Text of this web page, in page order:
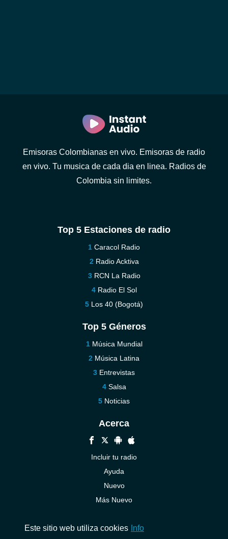
Emisoras Colombianas en vivo. Emisoras de radio
en vivo. Tu musica de cada dia en linea. Radios de
Colombia sin limites.
Top 5 Estaciones de radio
Caracol Radio
Radio Acktiva
RCN La Radio
Radio El Sol
Los 40 (Bogotá)
Top 5 Géneros
Música Mundial
Música Latina
Entrevistas
Salsa
Noticias
Acerca
Incluir tu radio
Ayuda
Nuevo
Más Nuevo
Este sitio web utiliza cookies Info